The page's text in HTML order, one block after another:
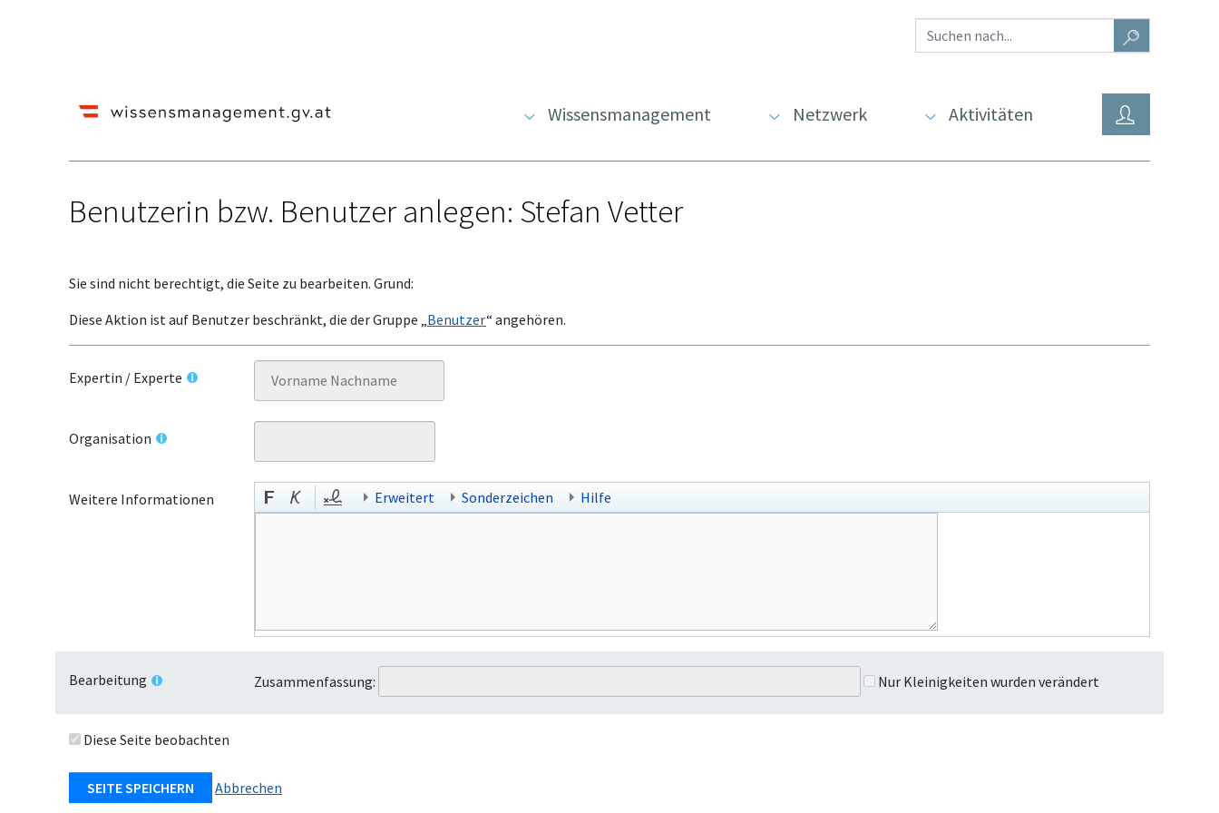
Wissensmanagement Netzwerk Aktivitäten
Benutzerin bzw. Benutzer anlegen: Stefan Vetter
Wechseln zu:Navigation, Suche
Sie sind nicht berechtigt, die Seite zu bearbeiten. Grund:
Diese Aktion ist auf Benutzer beschränkt, die der Gruppe „ Benutzer“ angehören.
Expertin / Experte
Organisation
Weitere Informationen Erweitert Sonderzeichen Hilfe
Bearbeitung Zusammenfassung: Nur Kleinigkeiten wurden verändert
Diese Seite beobachten
Abbrechen